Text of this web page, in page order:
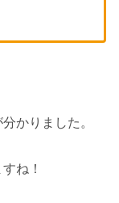
かりました。
ね！